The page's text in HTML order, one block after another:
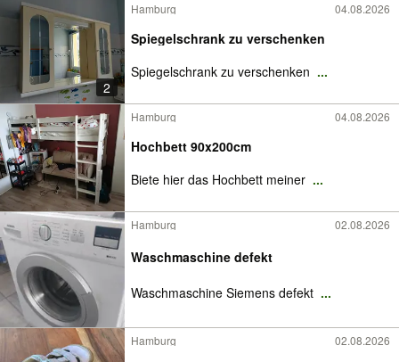
2
Hamburg 04.08.2026
Spiegelschrank zu verschenken
Spiegelschrank zu verschenken ...
Hamburg 04.08.2026
Hochbett 90x200cm
Biete hier das Hochbett meiner ...
Hamburg 02.08.2026
Waschmaschine defekt
Waschmaschine Siemens defekt ...
Hamburg 02.08.2026